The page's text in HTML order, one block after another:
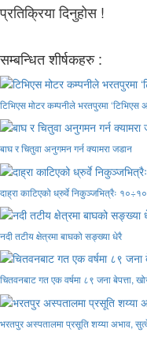
प्रतिक्रिया दिनुहोस !
सम्बन्धित शीर्षकहरु :
टिभिएस मोटर कम्पनीले भरतपुरमा ‘टिभिएस
बाघ र चितुवा अनुगमन गर्न क्यामरा जडान
दाह्रा काटिएको ध्रुर्वे निकुञ्जभित्रैः
नदी तटीय क्षेत्रमा बाघको सङ्ख्या धेरै
चितवनबाट गत एक वर्षमा ८९ जना बेपत्ता,
भरतपुर अस्पतालमा प्रसूति शय्या अभाव,